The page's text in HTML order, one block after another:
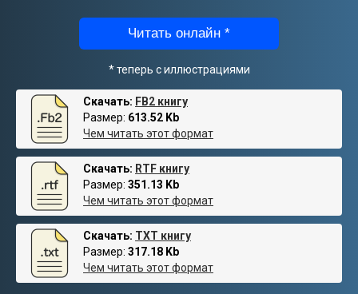
Читать онлайн *
* теперь с иллюстрациями
Скачать: FB2 книгу
Размер: 613.52 Kb
Чем читать этот формат
Скачать: RTF книгу
Размер: 351.13 Kb
Чем читать этот формат
Скачать: TXT книгу
Размер: 317.18 Kb
Чем читать этот формат